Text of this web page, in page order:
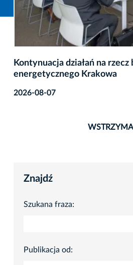
Kontynuacja działań na
energetycznego Krakowa
2026-08-07
Znajdź
Szukana fraza:
Publikacja od: